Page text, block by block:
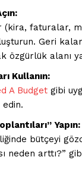
(kira, faturalar,
Geri
özgürlük alanı
Kullanın:
A Budget gibi
Yapın:
bütçeyi
neden arttı?”